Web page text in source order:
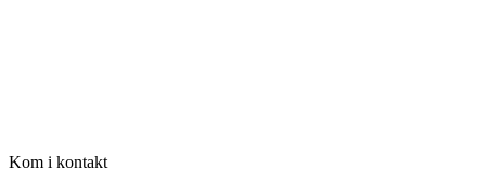
Kom i kontakt